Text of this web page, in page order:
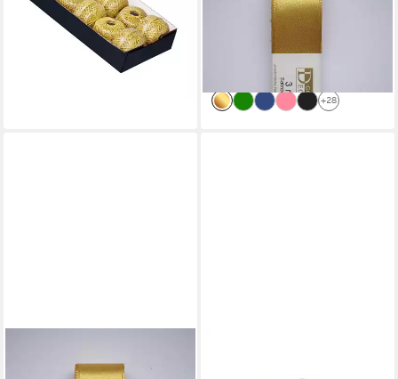
Geschenkkordeln 20mx1mm -
Gold 601475C, Kordel
lieferbar - in 4-5 Werktagen bei dir
Doppelsatin farbig GOLDINA
(0,65 €/ 1 m)
lieferbar - in 3-4 Werktagen bei dir
+28
Geschenkband STOFF- BAND